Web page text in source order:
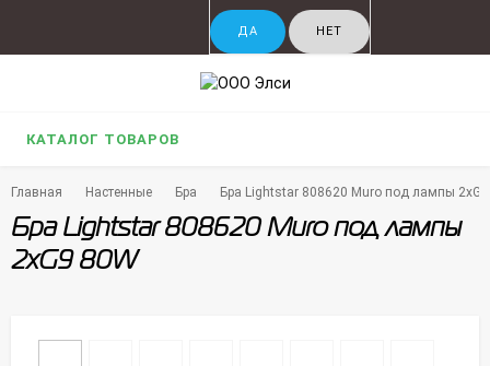
КАТАЛОГ ТОВАРОВ
Главная Настенные Бра Бра Lightstar 808620 Muro под лампы
Бра Lightstar 808620 Muro под лампы
2xG9 80W